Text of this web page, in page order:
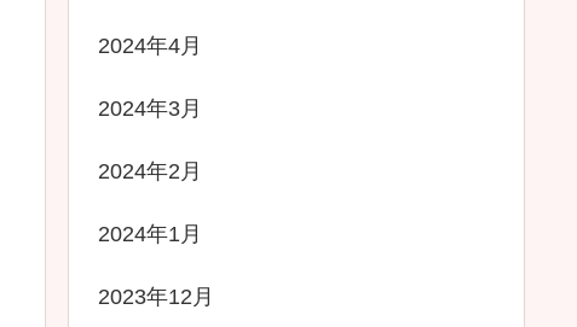
2024年4月
2024年3月
2024年2月
2024年1月
2023年12月